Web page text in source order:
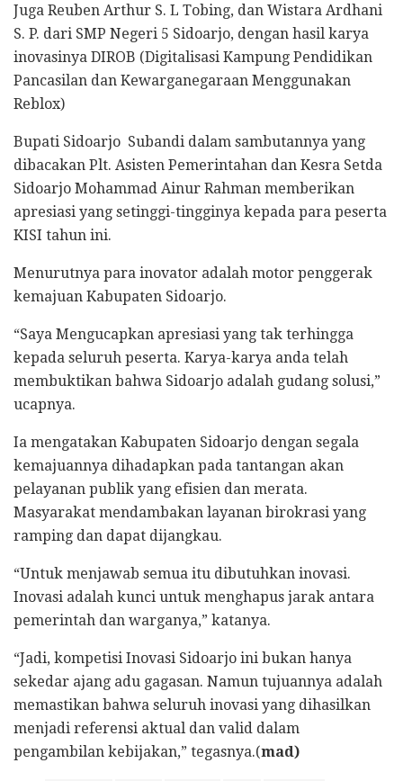
Juga Reuben Arthur S. L Tobing, dan Wistara Ardhani
S. P. dari SMP Negeri 5 Sidoarjo, dengan hasil karya
inovasinya DIROB (Digitalisasi Kampung Pendidikan
Pancasilan dan Kewarganegaraan Menggunakan
Reblox)
Bupati Sidoarjo Subandi dalam sambutannya yang
dibacakan Plt. Asisten Pemerintahan dan Kesra Setda
Sidoarjo Mohammad Ainur Rahman memberikan
apresiasi yang setinggi-tingginya kepada para peserta
KISI tahun ini.
Menurutnya para inovator adalah motor penggerak
kemajuan Kabupaten Sidoarjo.
“Saya Mengucapkan apresiasi yang tak terhingga
kepada seluruh peserta. Karya-karya anda telah
membuktikan bahwa Sidoarjo adalah gudang solusi,”
ucapnya.
Ia mengatakan Kabupaten Sidoarjo dengan segala
kemajuannya dihadapkan pada tantangan akan
pelayanan publik yang efisien dan merata.
Masyarakat mendambakan layanan birokrasi yang
ramping dan dapat dijangkau.
“Untuk menjawab semua itu dibutuhkan inovasi.
Inovasi adalah kunci untuk menghapus jarak antara
pemerintah dan warganya,” katanya.
“Jadi, kompetisi Inovasi Sidoarjo ini bukan hanya
sekedar ajang adu gagasan. Namun tujuannya adalah
memastikan bahwa seluruh inovasi yang dihasilkan
menjadi referensi aktual dan valid dalam
pengambilan kebijakan,” tegasnya.(mad)